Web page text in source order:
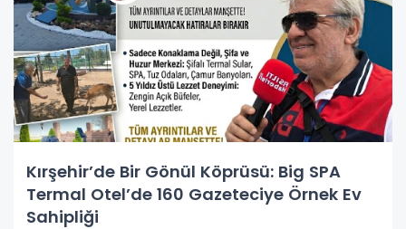
Kırşehir’de Bir Gönül Köprüsü: Big SPA
Termal Otel’de 160 Gazeteciye Örnek Ev
Sahipliği